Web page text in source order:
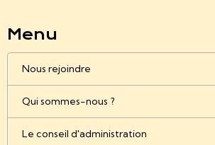
Menu
Nous rejoindre
Qui sommes-nous ?
Le conseil d'administration